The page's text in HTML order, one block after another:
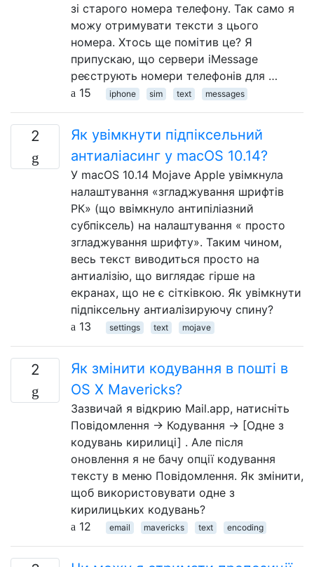
зі старого номера телефону. Так само я
можу отримувати тексти з цього
номера. Хтось ще помітив це? Я
припускаю, що сервери iMessage
реєструють номери телефонів для …
15
iphone sim text messages
2
Як увімкнути підпіксельний
антиаліасинг у macOS 10.14?
У macOS 10.14 Mojave Apple увімкнула
налаштування «згладжування шрифтів
РК» (що ввімкнуло антипіліазний
субпіксель) на налаштування « просто
згладжування шрифту». Таким чином,
весь текст виводиться просто на
антиалізію, що виглядає гірше на
екранах, що не є сітківкою. Як увімкнути
підпіксельну антиалізируючу спину?
13
settings text mojave
2
Як змінити кодування в пошті в
OS X Mavericks?
Зазвичай я відкрию Mail.app, натисніть
Повідомлення → Кодування → [Одне з
кодувань кирилиці] . Але після
оновлення я не бачу опції кодування
тексту в меню Повідомлення. Як змінити,
щоб використовувати одне з
кирилицьких кодувань?
12
email mavericks text encoding